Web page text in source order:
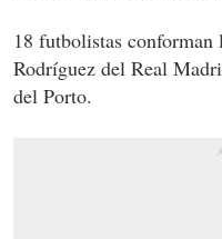
18 futbolistas conforman
Rodríguez del Real
del Porto.